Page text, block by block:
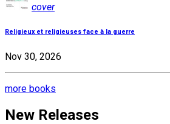
cover
Religieux et religieuses face à la guerre
Nov 30, 2026
more books
New Releases